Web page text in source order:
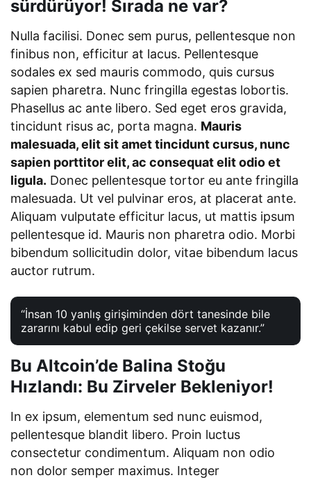
sürdürüyor! Sırada ne var?
Nulla facilisi. Donec sem purus, pellentesque non
finibus non, efficitur at lacus. Pellentesque
sodales ex sed mauris commodo, quis cursus
sapien pharetra. Nunc fringilla egestas lobortis.
Phasellus ac ante libero. Sed eget eros gravida,
tincidunt risus ac, porta magna. Mauris
malesuada, elit sit amet tincidunt cursus, nunc
sapien porttitor elit, ac consequat elit odio et
ligula. Donec pellentesque tortor eu ante fringilla
malesuada. Ut vel pulvinar eros, at placerat ante.
Aliquam vulputate efficitur lacus, ut mattis ipsum
pellentesque id. Mauris non pharetra odio. Morbi
bibendum sollicitudin dolor, vitae bibendum lacus
auctor rutrum.
“İnsan 10 yanlış girişiminden dört tanesinde bile
zararını kabul edip geri çekilse servet kazanır.”
Bu Altcoin’de Balina Stoğu
Hızlandı: Bu Zirveler Bekleniyor!
In ex ipsum, elementum sed nunc euismod,
pellentesque blandit libero. Proin luctus
consectetur condimentum. Aliquam non odio
non dolor semper maximus. Integer